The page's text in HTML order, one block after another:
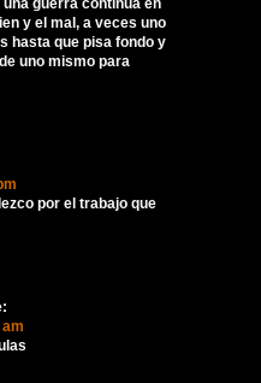
guerra continua en
y el mal, a veces uno
hasta que pisa fondo y
uno mismo para
por el trabajo que